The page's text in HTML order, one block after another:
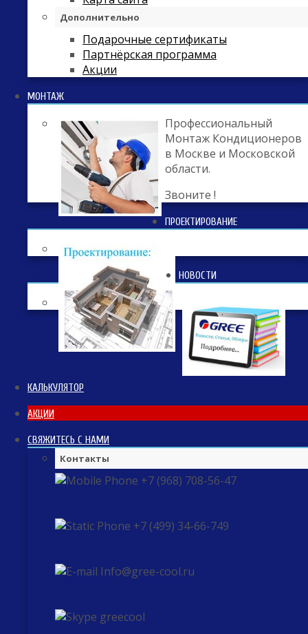
Дополнительно
Подарочные сертификаты
Партнёрская программа
Акции
МОНТАЖ
Профессиональный
Монтаж Кондиционеров
в Москве и Московской
области.
Звоните !
ПРОЕКТИРОВАНИЕ
НОВОСТИ
КАЛЬКУЛЯТОР
АКЦИИ
СВЯЖИТЕСЬ С НАМИ
Контакты
+7 (968) 708-56-47
+7 (499) 34-66-749
Info@gree-cool.ru
greecool